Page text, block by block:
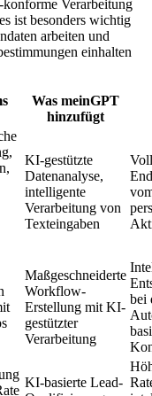
Verarbeitung
ist besonders wichtig
arbeiten und
einhalten
Was meinGPT
hinzufügt
KI-gestützte
Datenanalyse,
intelligente
Verarbeitung von
Texteingaben
Maßgeschneiderte
Workflow-
Erstellung mit KI-
gestützter
Verarbeitung
bei
KI-basierte Lead-